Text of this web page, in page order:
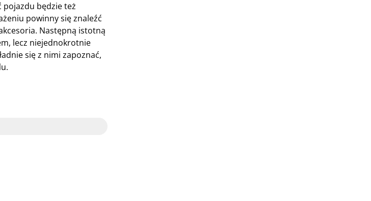
pojazdu będzie też
powinny się znaleźć
Następną istotną
lecz niejednokrotnie
się z nimi zapoznać,